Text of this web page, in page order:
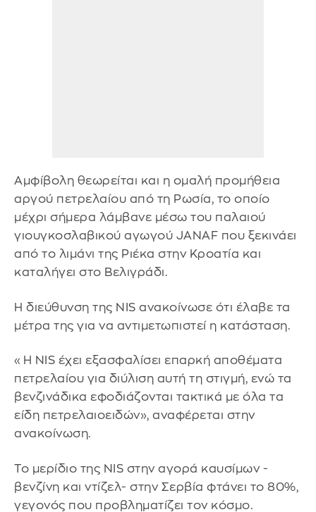
Αμφίβολη θεωρείται και η ομαλή προμήθεια
αργού πετρελαίου από τη Ρωσία, το οποίο
μέχρι σήμερα λάμβανε μέσω του παλαιού
γιουγκοσλαβικού αγωγού JANAF που ξεκινάει
από το λιμάνι της Ριέκα στην Κροατία και
καταλήγει στο Βελιγράδι.
Η διεύθυνση της NIS ανακοίνωσε ότι έλαβε τα
μέτρα της για να αντιμετωπιστεί η κατάσταση.
«Η NIS έχει εξασφαλίσει επαρκή αποθέματα
πετρελαίου για διύλιση αυτή τη στιγμή, ενώ τα
βενζινάδικα εφοδιάζονται τακτικά με όλα τα
είδη πετρελαιοειδών», αναφέρεται στην
ανακοίνωση.
Το μερίδιο της NIS στην αγορά καυσίμων -
βενζίνη και ντίζελ- στην Σερβία φτάνει το 80%,
γεγονός που προβληματίζει τον κόσμο.